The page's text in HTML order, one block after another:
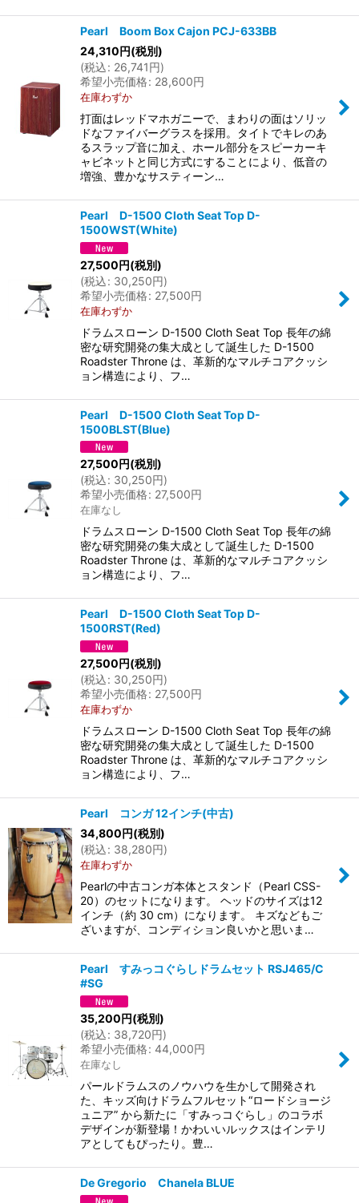
Pearl Boom Box Cajon PCJ-633BB
24,310円(税別)
(税込: 26,741円)
希望小売価格: 28,600円
在庫わずか
打面はレッドマホガニーで、まわりの面はソリッ
ドなファイバーグラスを採用。タイトでキレのあ
るスラップ音に加え、ホール部分をスピーカーキ
ャビネットと同じ方式にすることにより、低音の
増強、豊かなサスティーン…
Pearl D-1500 Cloth Seat Top D-
1500WST(White)
27,500円(税別)
(税込: 30,250円)
希望小売価格: 27,500円
在庫わずか
ドラムスローン D-1500 Cloth Seat Top 長年の綿
密な研究開発の集大成として誕生した D-1500
Roadster Throne は、革新的なマルチコアクッシ
ョン構造により、フ…
Pearl D-1500 Cloth Seat Top D-
1500BLST(Blue)
27,500 円(税別)
(税込: 30,250円)
希望小売価格: 27,500円
在庫なし
ドラムスローン D-1500 Cloth Seat Top 長年の綿
密な研究開発の集大成として誕生した D-1500
Roadster Throne は、革新的なマルチコアクッシ
ョン構造により、フ…
Pearl D-1500 Cloth Seat Top D-
1500RST(Red)
27,500円(税別)
(税込: 30,250円)
希望小売価格: 27,500円
在庫わずか
ドラムスローン D-1500 Cloth Seat Top 長年の綿
密な研究開発の集大成として誕生した D-1500
Roadster Throne は、革新的なマルチコアクッシ
ョン構造により、フ…
Pearl コンガ 12インチ(中古)
34,800円(税別)
(税込: 38,280円)
在庫わずか
Pearlの中古コンガ本体とスタンド（Pearl CSS-
20）のセットになります。 ヘッドのサイズは12
インチ（約 30 cm）になります。 キズなどもご
ざいますが、コンディション良いかと思いま…
Pearl すみっコぐらしドラムセット RSJ465/C
#SG
35,200円(税別)
(税込: 38,720円)
希望小売価格: 44,000円
在庫なし
パールドラムスのノウハウを生かして開発され
た、キッズ向けドラムフルセット“ロードショージ
ュニア” から新たに「すみっコぐらし」のコラボ
デザインが新登場！かわいいルックスはインテリ
アとしてもぴったり。豊…
De Gregorio Chanela BLUE